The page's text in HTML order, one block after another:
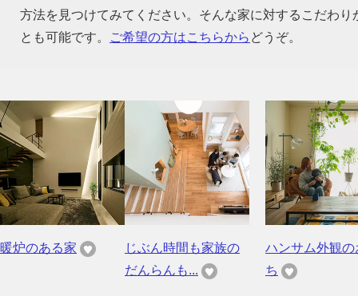
方法を見つけてみてください。そんな家に対するこだわ
とも可能です。
ご希望の方はこちらから どうぞ。
暖炉のある家
じぶん時間も家族の
だんらんも...
ハンサム外観の
ち